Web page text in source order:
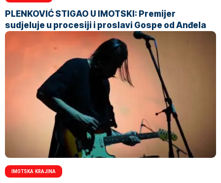
PLENKOVIĆ STIGAO U IMOTSKI: Premijer
sudjeluje u procesiji i proslavi Gospe od Anđela
IMOTSKA KRAJINA